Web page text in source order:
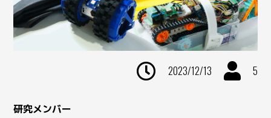
2023/12/13 5
研究メンバー